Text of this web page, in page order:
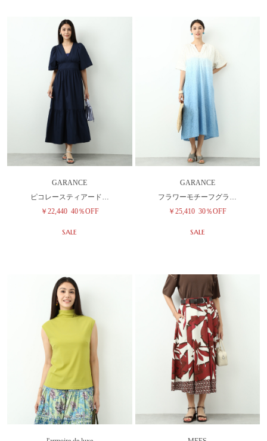
GARANCE
ピコレースティアード…
￥22,440 40％OFF
SALE
GARANCE
フラワーモチーフグラ…
￥25,410 30％OFF
SALE